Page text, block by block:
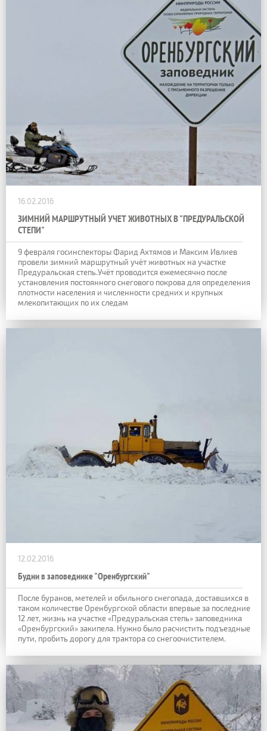
16.02.2016
ЗИМНИЙ МАРШРУТНЫЙ УЧЕТ ЖИВОТНЫХ В "ПРЕДУРАЛЬСКОЙ
СТЕПИ"
9 февраля госинспекторы Фарид Ахтямов и Максим Ивлиев
провели зимний маршрутный учёт животных на участке
Предуральская степь.Учёт проводится ежемесячно после
установления постоянного снегового покрова для определения
плотности населения и численности средних и крупных
млекопитающих по их следам
12.02.2016
Будни в заповеднике "Оренбургский"
После буранов, метелей и обильного снегопада, доставшихся в
таком количестве Оренбургской области впервые за последние
12 лет, жизнь на участке «Предуральская степь» заповедника
«Оренбургский» закипела. Нужно было расчистить подъездные
пути, пробить дорогу для трактора со снегоочистителем.